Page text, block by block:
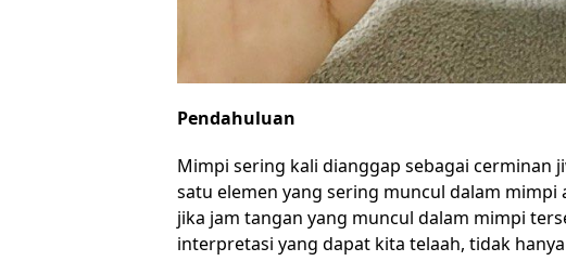
Pendahuluan
Mimpi sering kali dianggap sebagai cerminan
satu elemen yang sering muncul dalam
jika jam tangan yang muncul dalam mimpi
interpretasi yang dapat kita telaah, tidak